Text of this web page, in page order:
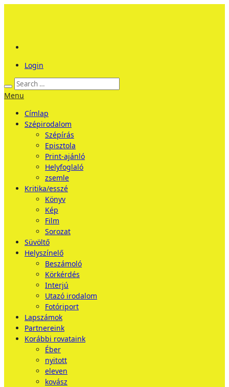
Login
Menu
Címlap
Szépirodalom
Szépírás
Episztola
Print-ajánló
Helyfoglaló
zsemle
Kritika/esszé
Könyv
Kép
Film
Sorozat
Süvöltő
Helyszínelő
Beszámoló
Körkérdés
Interjú
Utazó irodalom
Fotóriport
Lapszámok
Partnereink
Korábbi rovataink
Éber
nyitott
eleven
kovász